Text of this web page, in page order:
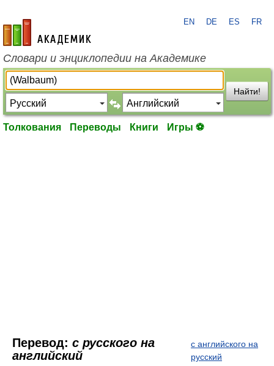
academic.ru
EN DE ES FR
Словари и энциклопедии на Академике
Найти!
Толкования Переводы Книги Игры ⚽
Перевод: с русского на
английский
с английского на
русский